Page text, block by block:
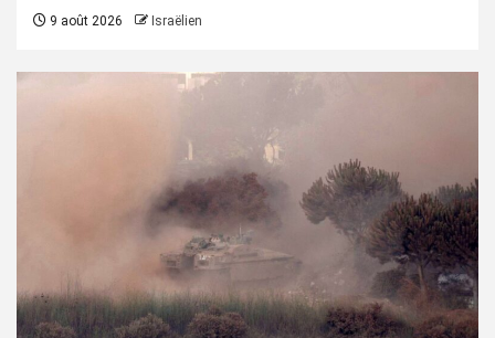
9 août 2026 Israëlien